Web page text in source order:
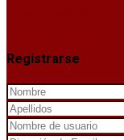
Registrarse